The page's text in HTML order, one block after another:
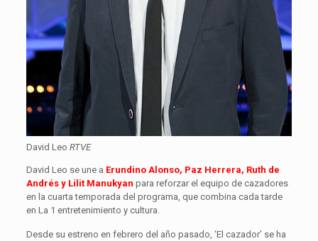
David Leo RTVE
David Leo se une a Erundino Alonso, Paz Herrera, Ruth de
Andrés y Lilit Manukyan para reforzar el equipo de cazadores
en la cuarta temporada del programa, que combina cada tarde
en La 1 entretenimiento y cultura.
Desde su estreno en febrero del año pasado, ‘El cazador’ se ha